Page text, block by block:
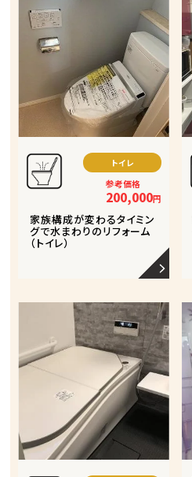
トイレ
参考価格
200,000円
家族構成が変わるタイミン
グで水まわりのリフォーム
（トイレ）